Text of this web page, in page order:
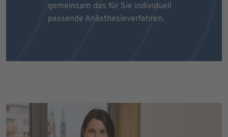
gemeinsam das für Sie individuell
passende Anästhesieverfahren.